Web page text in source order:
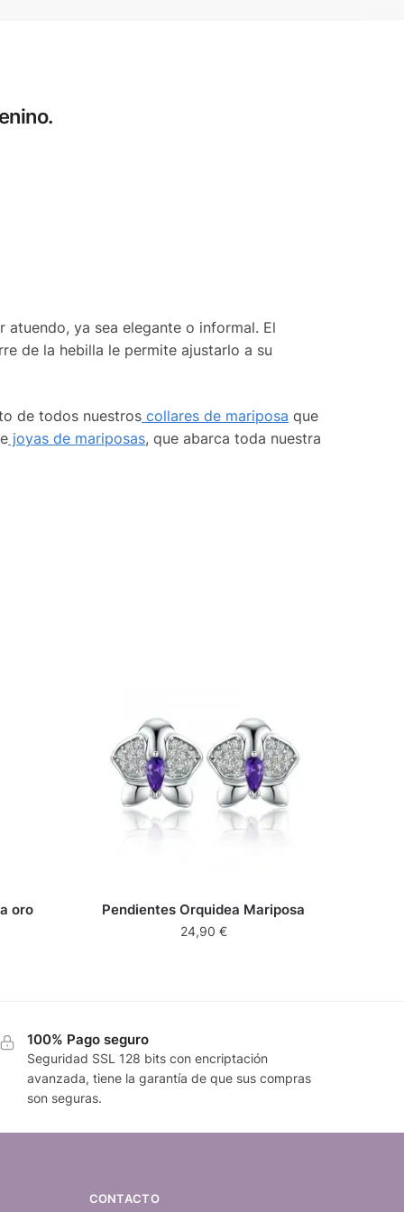
ya sea elegante o informal. El
de la hebilla le permite ajustarlo a su
de todos nuestros collares de mariposa que
joyas de mariposas, que abarca toda nuestra
oro Pendientes Orquidea Mariposa
24,90 €
100% Pago seguro
Seguridad SSL 128 bits con encriptación
avanzada, tiene la garantía de que sus compras
son seguras.
CONTACTO